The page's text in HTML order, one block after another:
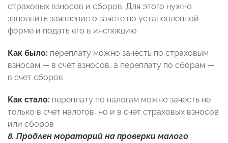
страховых взносов и сборов. Для этого нужно
заполнить заявление о зачете по установленной
форме и подать его в инспекцию.
Как было: переплату можно зачесть по страховым
взносам — в счет взносов, а переплату по сборам —
в счет сборов
Как стало: переплату по налогам можно зачесть не
только в счет налогов, но и в счет страховых взносов
или сборов
8. Продлен мораторий на проверки малого